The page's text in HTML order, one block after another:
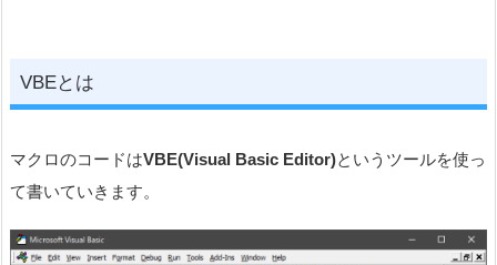
VBEとは
マクロのコードはVBE(Visual Basic Editor)というツールを使っ
て書いていきます。